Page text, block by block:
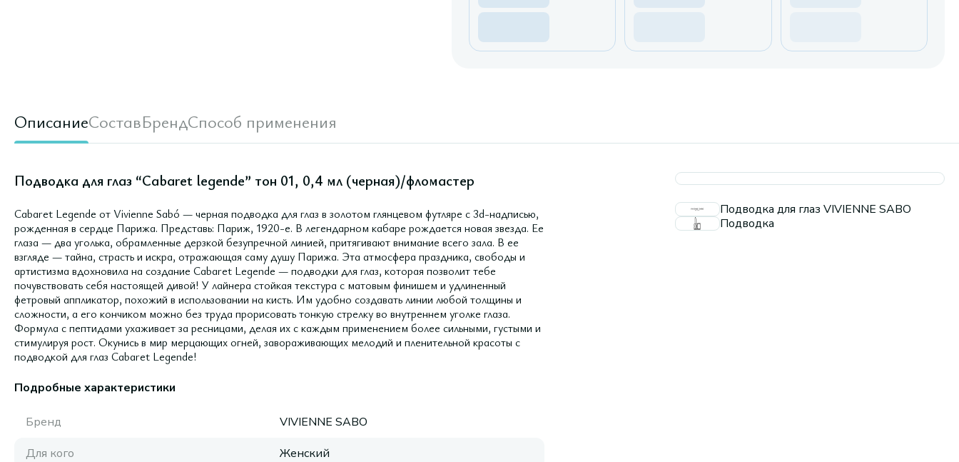
ОписаниеСоставБрендСпособ применения
Подводка для глаз “Cabaret legende” тон 01, 0,4 мл (черная)/фломастер
Cabaret Legende от Vivienne Sabó — черная подводка для глаз в золотом глянцевом футляре с 3d-надписью,
рожденная в сердце Парижа. Представь: Париж, 1920-е. В легендарном кабаре рождается новая звезда. Ее
глаза — два уголька, обрамленные дерзкой безупречной линией, притягивают внимание всего зала. В ее
взгляде — тайна, страсть и искра, отражающая саму душу Парижа. Эта атмосфера праздника, свободы и
артистизма вдохновила на создание Cabaret Legende — подводки для глаз, которая позволит тебе
почувствовать себя настоящей дивой! У лайнера стойкая текстура с матовым финишем и удлиненный
фетровый аппликатор, похожий в использовании на кисть. Им удобно создавать линии любой толщины и
сложности, а его кончиком можно без труда прорисовать тонкую стрелку во внутреннем уголке глаза.
Формула с пептидами ухаживает за ресницами, делая их с каждым применением более сильными, густыми и
стимулируя рост. Окунись в мир мерцающих огней, завораживающих мелодий и пленительной красоты с
подводкой для глаз Cabaret Legende!
Подробные характеристики
Бренд
VIVIENNE SABO
Для кого
Женский
Подводка для глаз VIVIENNE SABO
Подводка